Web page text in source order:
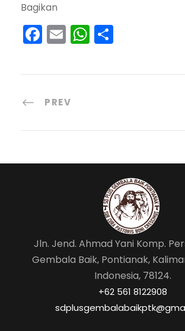
Bagikan
F
c
b
o
k
E
ai
W
a
p
ar
PREV
Jln. Jend. Ahmad Yani Komp.
Gembala Baik, Pontianak,
Indonesia, 78124.
‎+62 561 8122908